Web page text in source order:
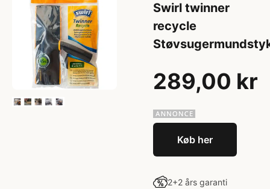
Swirl twinner
recycle
289,00 kr
Køb her
2+2 års garanti